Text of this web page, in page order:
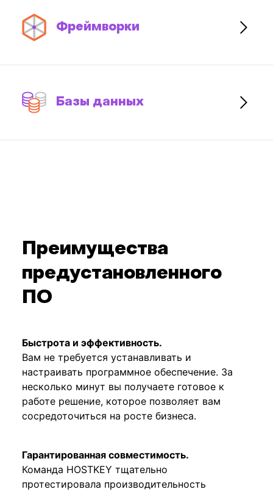
Фреймворки
Базы данных
Преимущества
предустановленного
ПО
Быстрота и эффективность.
Вам не требуется устанавливать и
настраивать программное обеспечение. За
несколько минут вы получаете готовое к
работе решение, которое позволяет вам
сосредоточиться на росте бизнеса.
Гарантированная совместимость.
Команда HOSTKEY тщательно
протестировала производительность